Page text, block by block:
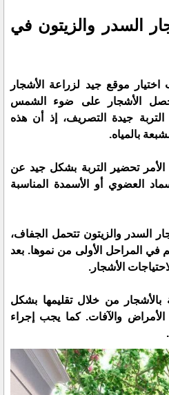
السدر والزيتون في
موقع جيد لزراعة الأشجار
الأشجار على ضوء الشمس
جيدة التصريف، إذ أن هذه
بالمياه.
الأمر تحضير التربة بشكل جيد عن
العضوي أو الأسمدة المناسبة
السدر والزيتون تتحمل الجفاف،
في المراحل الأولى من نموها. بعد
الأشجار.
بالأشجار من خلال تقليمها بشكل
والآفات. كما يجب إجراء